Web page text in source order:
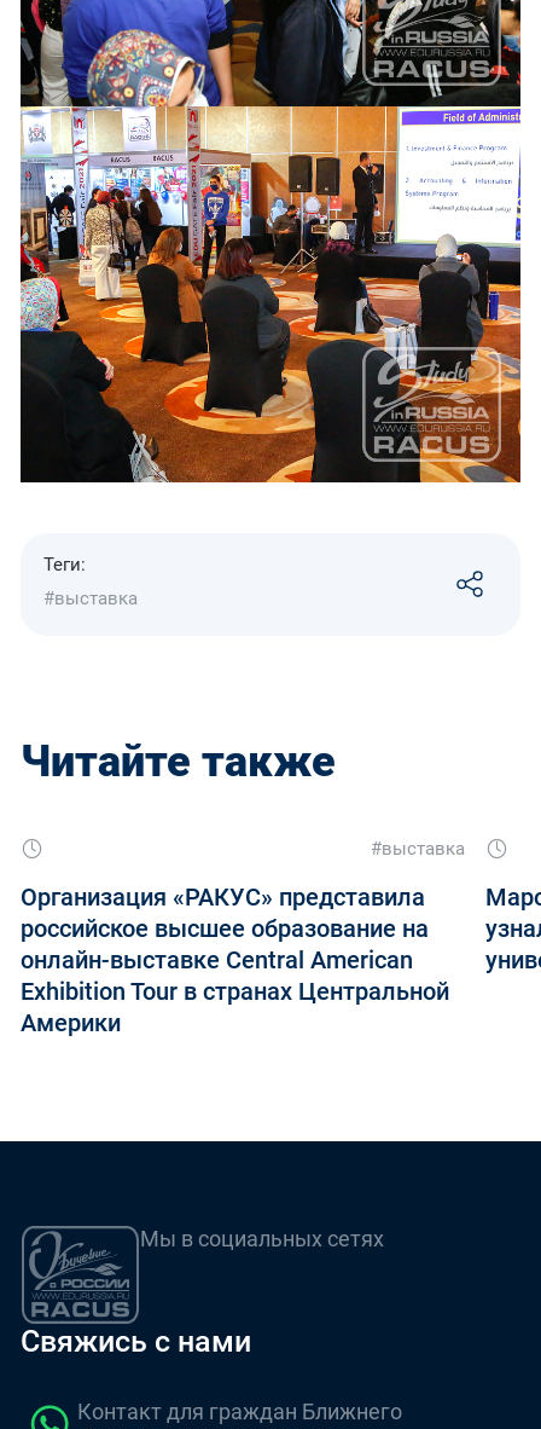
Теги:
#выставка
Читайте также
#выставка
Организация «РАКУС» представила
российское высшее образование на
онлайн-выставке Central American
Exhibition Tour в странах Центральной
Америки
Мы в социальных сетях
Свяжись с нами
Контакт для граждан Ближнего